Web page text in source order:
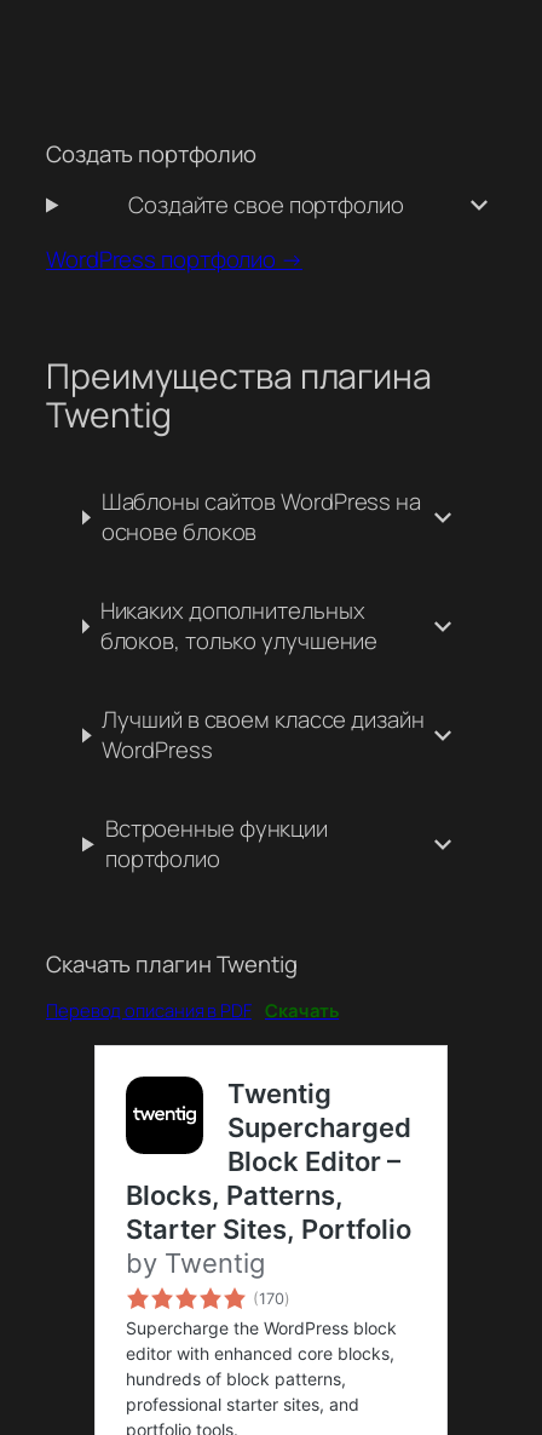
Создать портфолио
Создайте свое портфолио
WordPress портфолио →
Преимущества плагина
Twentig
Шаблоны сайтов WordPress на
основе блоков
Никаких дополнительных
блоков, только улучшение
Лучший в своем классе дизайн
WordPress
Встроенные функции
портфолио
Скачать плагин Twentig
Перевод описания в PDF Скачать